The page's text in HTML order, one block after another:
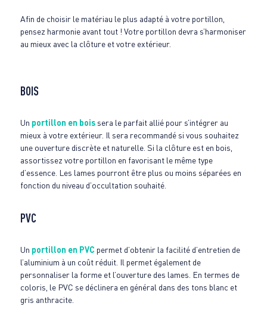
Afin de choisir le matériau le plus adapté à votre portillon,
pensez harmonie avant tout ! Votre portillon devra s’harmoniser
au mieux avec la clôture et votre extérieur.
BOIS
Un portillon en boissera le parfait allié pour s’intégrer au
mieux à votre extérieur. Il sera recommandé si vous souhaitez
une ouverture discrète et naturelle. Si la clôture est en bois,
assortissez votre portillon en favorisant le même type
d’essence. Les lames pourront être plus ou moins séparées en
fonction du niveau d’occultation souhaité.
PVC
Un portillon en PVC permet d’obtenir la facilité d’entretien de
l’aluminium à un coût réduit. Il permet également de
personnaliser la forme et l’ouverture des lames. En termes de
coloris, le PVC se déclinera en général dans des tons blanc et
gris anthracite.